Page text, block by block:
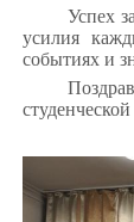
Успех
усилия
событиях и